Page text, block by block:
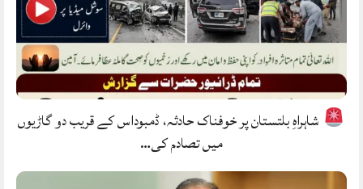
شاہراہِ بلتستان پر خوفناک حادثہ، ڈمبوداس کے قریب دو گاڑیوں
میں تصادم کی…